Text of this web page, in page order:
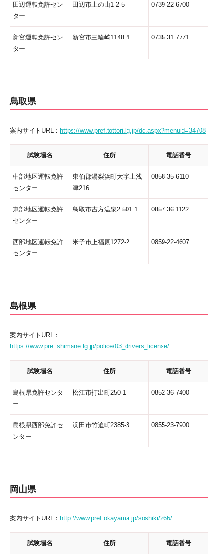
田辺運転免許セン
ター
田辺市上の山1-2-5 0739-22-6700
新宮運転免許セン
ター
新宮市三輪崎1148-4 0735-31-7771
鳥取県
案内サイトURL： https://www.pref.tottori.lg.jp/dd.aspx?menuid=34708
試験場名 住所 電話番号
中部地区運転免許
センター
東伯郡湯梨浜町大字上浅
津216
0858-35-6110
東部地区運転免許
センター
鳥取市吉方温泉2-501-1 0857-36-1122
西部地区運転免許
センター
米子市上福原1272-2 0859-22-4607
島根県
案内サイトURL：
https://www.pref.shimane.lg.jp/police/03_drivers_license/
試験場名 住所 電話番号
島根県免許センタ
ー
松江市打出町250-1 0852-36-7400
島根県西部免許セ
ンター
浜田市竹迫町2385-3 0855-23-7900
岡山県
案内サイトURL： http://www.pref.okayama.jp/soshiki/266/
試験場名 住所 電話番号